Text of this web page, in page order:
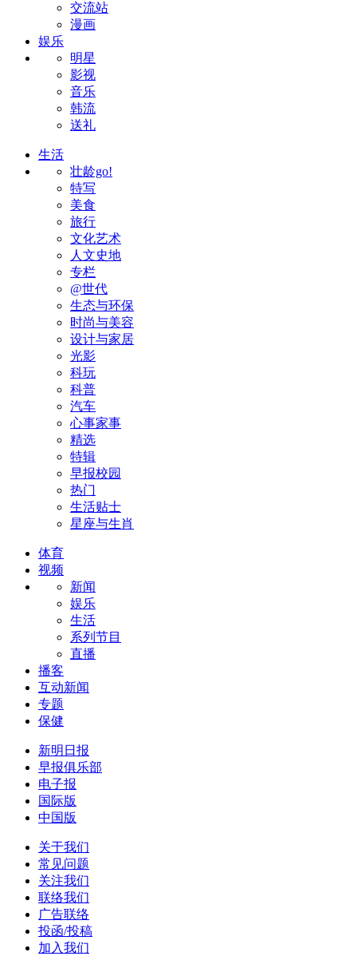
交流站
漫画
娱乐
明星
影视
音乐
韩流
送礼
生活
壮龄go!
特写
美食
旅行
文化艺术
人文史地
专栏
@世代
生态与环保
时尚与美容
设计与家居
光影
科玩
科普
汽车
心事家事
精选
特辑
早报校园
热门
生活贴士
星座与生肖
体育
视频
新闻
娱乐
生活
系列节目
直播
播客
互动新闻
专题
保健
新明日报
早报俱乐部
电子报
国际版
中国版
关于我们
常见问题
关注我们
联络我们
广告联络
投函/投稿
加入我们